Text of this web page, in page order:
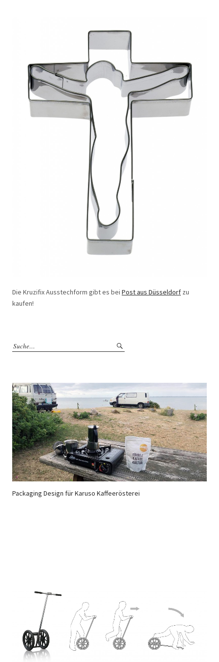
Die Kruzifix Ausstechform gibt es bei Post aus Düsseldorf zu
kaufen!
Packaging Design für Karuso Kaffeerösterei